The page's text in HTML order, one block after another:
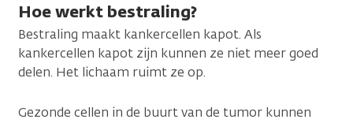
Hoe werkt bestraling?
Bestraling maakt kankercellen kapot. Als
kankercellen kapot zijn kunnen ze niet meer goed
delen. Het lichaam ruimt ze op.
Gezonde cellen in de buurt van de tumor kunnen